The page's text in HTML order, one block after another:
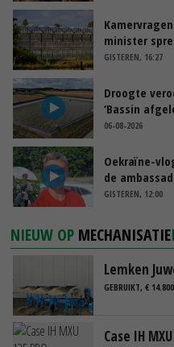
minister
GISTEREN, 16:27
Droogte
‘Bassin
06-08-2026
Oekraïne-
de
GISTEREN, 12:00
NIEUW OP MECHANISATIE
Lemken
GEBRUIKT, € 14.800
Case IH